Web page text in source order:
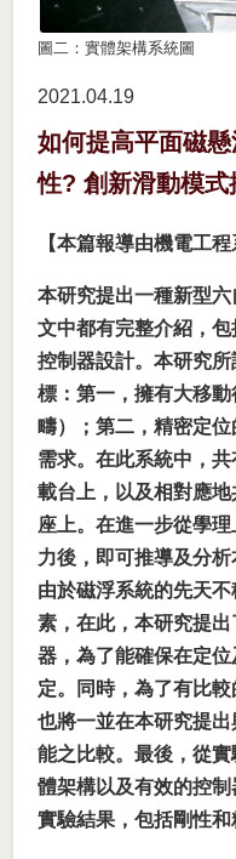
圖二：實體架構系統圖
2021.04 19
如何提高平面磁
性? 創新滑動模式
【本篇報導由機電工
本研究提出一種新型
文中都有完整介紹，
控制器設計。本研究
標：第一，擁有大移
疇）；第二，精密定
需求。在此系統中，
載台上，以及相對應
座上。在進一步從學
力後，即可推導及分
由於磁浮系統的先天
素，在此，本研究提
器，為了能確保在定
定。同時，為了有比
也將一並在本研究提
能之比較。最後，從
體架構以及有效的控
實驗結果，包括剛性和